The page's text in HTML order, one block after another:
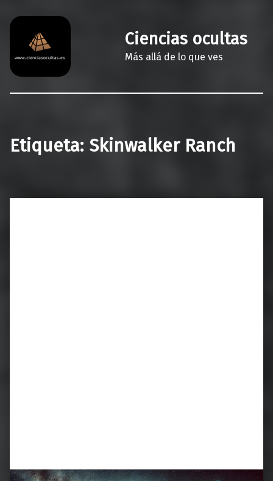
Ciencias ocultas
Más allá de lo que ves
Etiqueta: Skinwalker Ranch